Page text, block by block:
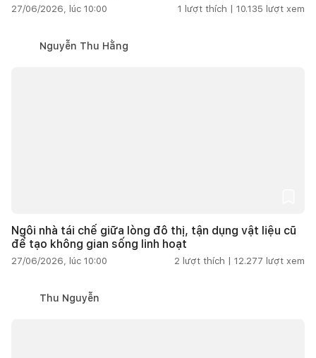
27/06/2026, lúc 10:00 1 lượt thích | 10.135 lượt xem
Nguyễn Thu Hằng
Ngôi nhà tái chế giữa lòng đô thị, tận dụng vật liệu cũ
để tạo không gian sống linh hoạt
27/06/2026, lúc 10:00 2 lượt thích | 12.277 lượt xem
Thu Nguyễn